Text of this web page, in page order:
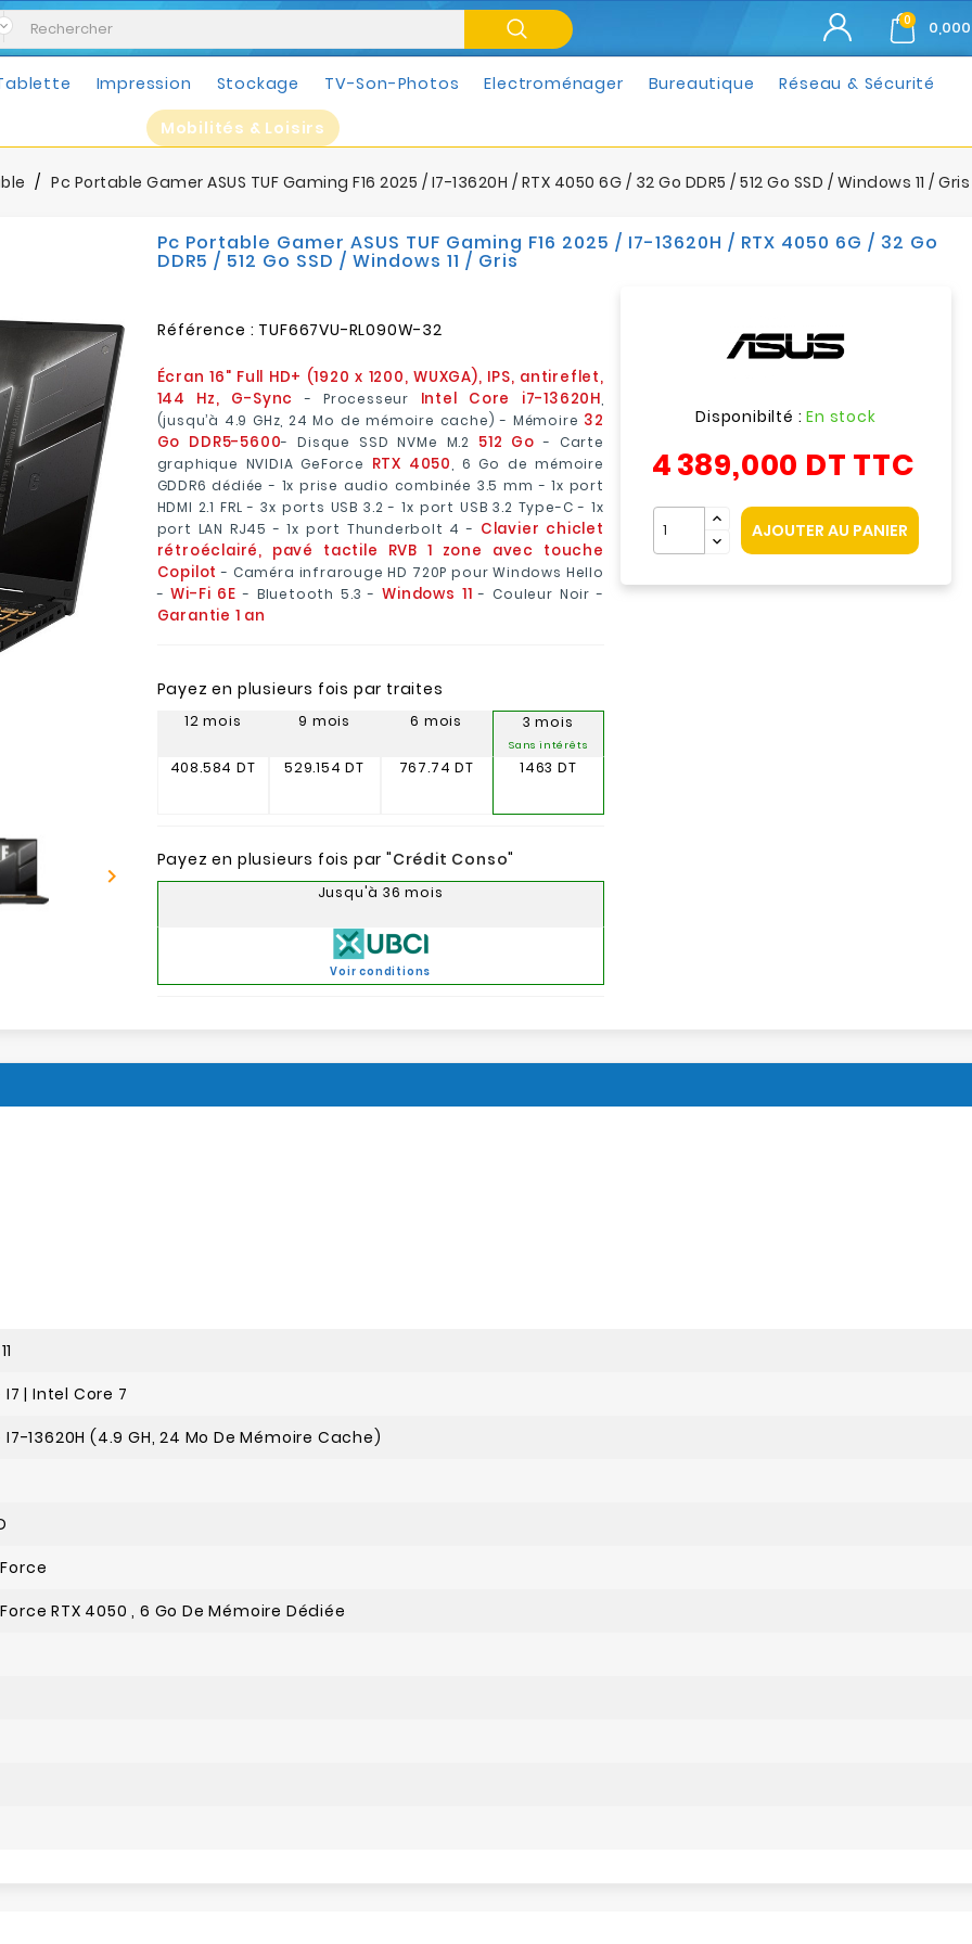
0
Impression Stockage TV-Son-Photos Electroménager Bureautique Réseau & Sécurité
Mobilités & Loisirs
Pc Portable Gamer ASUS TUF Gaming F16 2025 / I7-13620H / RTX 4050 6G / 32 Go DDR5 / 512 Go SSD / Windows 11 / Gris

Pc Portable Gamer ASUS TUF Gaming F16 2025 / I7-13620H / RTX 4050 6G / 32 Go
DDR5 / 512 Go SSD / Windows 11 / Gris
Référence : TUF667VU-RL090W-32
Écran 16" Full HD+ (1920 x 1200, WUXGA), IPS, antireflet,
144 Hz, G-Sync
- Processeur Intel Core i7-13620H
(jusqu’à 4.9 GHz, 24 Mo de mémoire cache) - Mémoire 32
Go DDR5-5600- Disque SSD NVMe M.2 512 Go - Carte
graphique NVIDIA GeForce RTX 4050 , 6 Go de mémoire
GDDR6 dédiée - 1x prise audio combinée 3.5 mm - 1x port
HDMI 2.1 FRL - 3x ports USB 3.2 - 1x port USB 3.2 Type-C - 1x
port LAN RJ45 - 1x port Thunderbolt 4 - Clavier chiclet
rétroéclairé, pavé tactile RVB 1 zone avec touche
Copilot - Caméra infrarouge HD 720P pour Windows Hello
-Wi-Fi 6E - Bluetooth 5.3 -Windows 11 - Couleur Noir -
Garantie 1 an
Disponibilté :En stock
4 389,000 DT TTC
AJOUTER AU PANIER
Payez en plusieurs fois par traites
12 mois
408.584 DT
9 mois
529.154 DT
6 mois
767.74 DT
3 mois
Sans intérêts
1463 DT
Payez en plusieurs fois par "Crédit Conso"
Jusqu'à 36 mois
Voir conditions
| Intel Core 7
13620H (4.9 GH, 24 Mo De Mémoire Cache)
RTX 4050 , 6 Go De Mémoire Dédiée